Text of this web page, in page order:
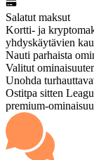
Salatut maksut
Kortti- ja
yhdyskäytävien
Nauti parhaista
Valitut
Unohda
Ostitpa sitten
premium-